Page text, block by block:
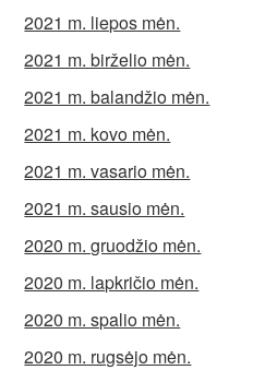
2021 m. liepos mėn.
2021 m. birželio mėn.
2021 m. balandžio mėn.
2021 m. kovo mėn.
2021 m. vasario mėn.
2021 m. sausio mėn.
2020 m. gruodžio mėn.
2020 m. lapkričio mėn.
2020 m. spalio mėn.
2020 m. rugsėjo mėn.